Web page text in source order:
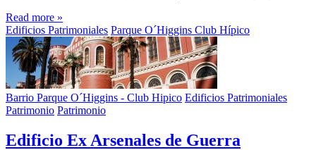
Read more »
Edificios Patrimoniales Parque O´Higgins Club Hípico
Barrio Parque O´Higgins - Club Hipico Edificios Patrimoniales
Patrimonio Patrimonio
Edificio Ex Arsenales de Guerra